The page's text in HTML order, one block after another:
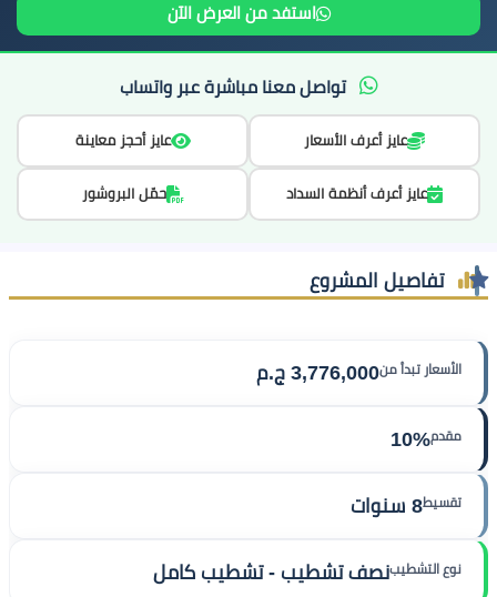
استفد من العرض الآن
تواصل معنا مباشرة عبر واتساب
عايز أعرف الأسعار عايز أحجز معاينة
عايز أعرف أنظمة السداد حمّل البروشور
تفاصيل المشروع
الأسعار تبدأ من3,776,000 ج.م
مقدم10%
تقسيط8 سنوات
نوع التشطيبنصف تشطيب - تشطيب كامل